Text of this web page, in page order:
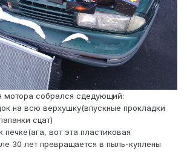
мотора собрался сдедующий:
на всю верхушку(впускные прокладки
сцат)
печке(ага, вот эта пластиковая
30 лет превращается в пыль-куплены